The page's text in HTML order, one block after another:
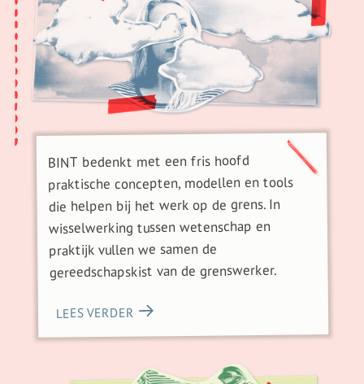
BINT bedenkt met een fris hoofd
praktische concepten, modellen en tools
die helpen bij het werk op de grens. In
wisselwerking tussen wetenschap en
praktijk vullen we samen de
gereedschapskist van de grenswerker.
LEES VERDER